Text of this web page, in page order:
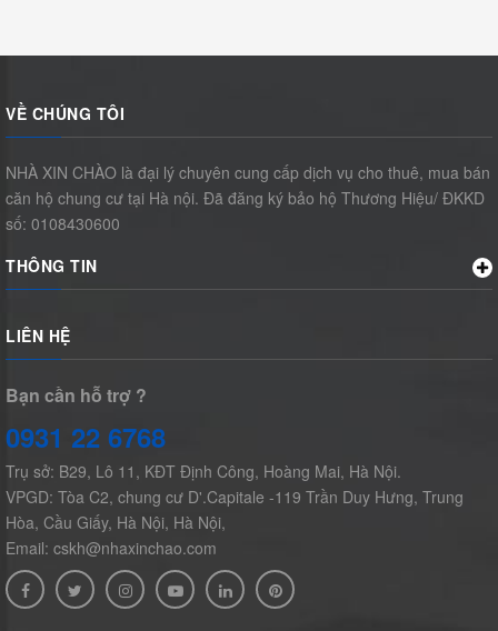
VỀ CHÚNG TÔI
NHÀ XIN CHÀO là đại lý chuyên cung cấp dịch vụ cho thuê, mua bán
căn hộ chung cư tại Hà nội. Đã đăng ký bảo hộ Thương Hiệu/ ĐKKD
số: 0108430600
THÔNG TIN
LIÊN HỆ
Bạn cần hỗ trợ ?
0931 22 6768
Trụ sở: B29, Lô 11, KĐT Định Công, Hoàng Mai, Hà Nội.
VPGD: Tòa C2, chung cư D'.Capitale -119 Trần Duy Hưng, Trung
Hòa, Cầu Giấy, Hà Nội, Hà Nội,
Email: cskh@nhaxinchao.com